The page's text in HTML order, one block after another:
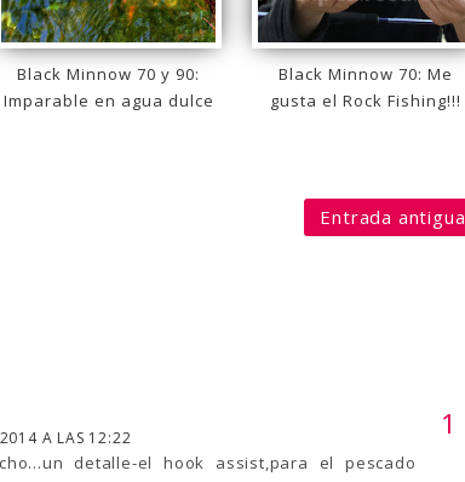
Black Minnow 70 y 90:
Imparable en agua dulce
Black Minnow 70: Me
gusta el Rock Fishing!!!
Entrada antigua
A LAS 12:22
detalle-el hook assist,para el pescado